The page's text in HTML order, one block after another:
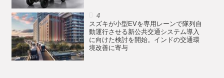
スズキが小型EVを専用レーンで隊列自
動運行させる新公共交通システム導入
に向けた検討を開始。インドの交通環
境改善に寄与